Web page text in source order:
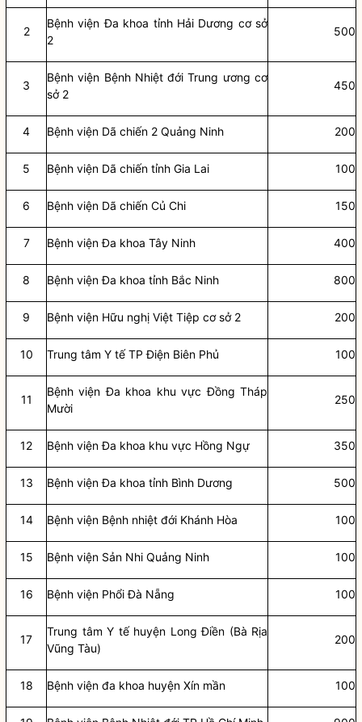
2
Bệnh viện Đa khoa tỉnh Hải Dương cơ sở
2
500
3
Bệnh viện Bệnh Nhiệt đới Trung ương cơ
sở 2
450
4 Bệnh viện Dã chiến 2 Quảng Ninh 200
5 Bệnh viện Dã chiến tỉnh Gia Lai 100
6 Bệnh viện Dã chiến Củ Chi 150
7 Bệnh viện Đa khoa Tây Ninh 400
8 Bệnh viện Đa khoa tỉnh Bắc Ninh 800
9 Bệnh viện Hữu nghị Việt Tiệp cơ sở 2 200
10 Trung tâm Y tế TP Điện Biên Phủ 100
11
Bệnh viện Đa khoa khu vực Đồng Tháp
Mười
250
12 Bệnh viện Đa khoa khu vực Hồng Ngự 350
13 Bệnh viện Đa khoa tỉnh Bình Dương 500
14 Bệnh viện Bệnh nhiệt đới Khánh Hòa 100
15 Bệnh viện Sản Nhi Quảng Ninh 100
16 Bệnh viện Phổi Đà Nẵng 100
17
Trung tâm Y tế huyện Long Điền (Bà Rịa
Vũng Tàu)
200
18 Bệnh viện đa khoa huyện Xín mần 100